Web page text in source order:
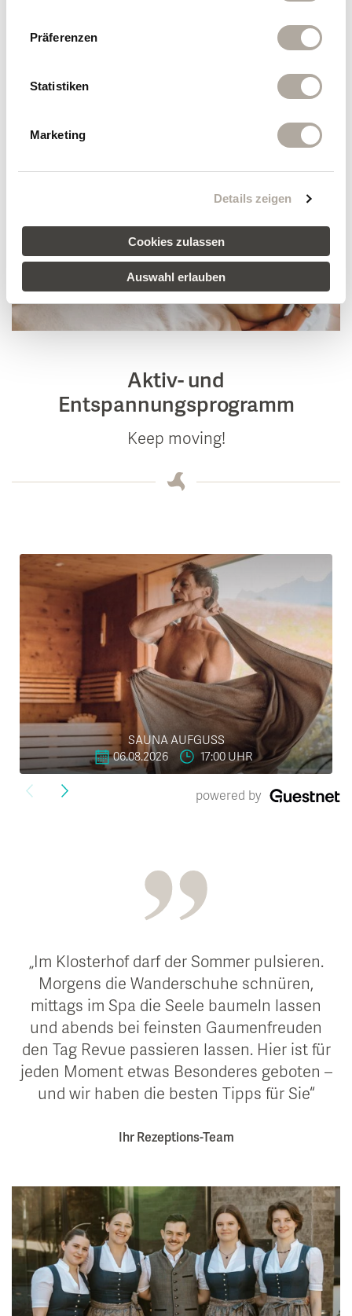
Präferenzen
Statistiken
Marketing
Details zeigen
Cookies zulassen
Auswahl erlauben
Aktiv- und
Entspannungsprogramm
Keep moving!
SAUNA AUFGUSS
06.08.2026
17:00 UHR
powered by
Im Klosterhof darf der Sommer pulsieren.
Morgens die Wanderschuhe schnüren,
mittags im Spa die Seele baumeln lassen
und abends bei feinsten Gaumenfreuden
den Tag Revue passieren lassen. Hier ist für
jeden Moment etwas Besonderes geboten –
und wir haben die besten Tipps für Sie
Ihr Rezeptions-Team